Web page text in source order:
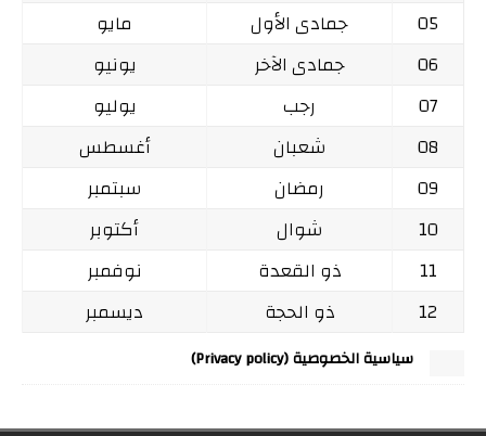
05
جمادى الأول
مايو
06
جمادى الآخر
يونيو
07
رجب
يوليو
08
شعبان
أغسطس
09
رمضان
سبتمبر
10
شوال
أكتوبر
11
ذو القعدة
نوفمبر
12
ذو الحجة ديسمبر
سياسية الخصوصية (Privacy policy)